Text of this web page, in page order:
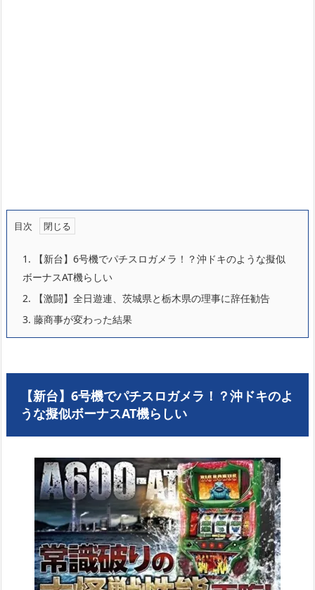
目次
1. 【新台】6号機でパチスロガメラ！？沖ドキのような擬似
ボーナスAT機らしい
2. 【激闘】全日遊連、茨城県と栃木県の理事に辞任勧告
3. 藤商事が変わった結果
【新台】6号機でパチスロガメラ！？沖ドキのよ
うな擬似ボーナスAT機らしい